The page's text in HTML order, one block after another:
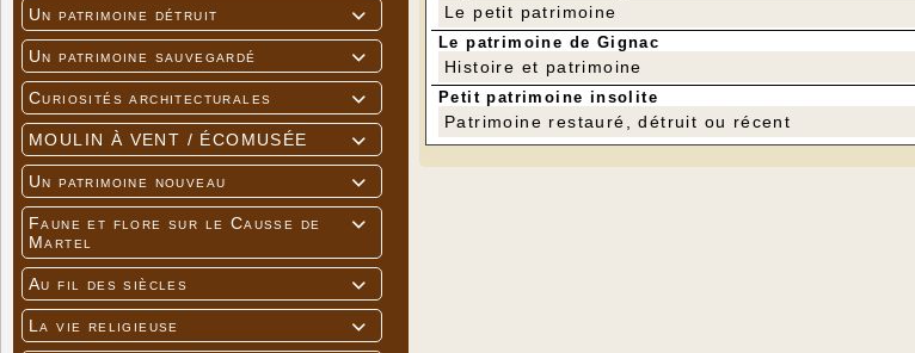

Un patrimoine détruit

Un patrimoine sauvegardé

Curiosités architecturales

MOULIN À VENT / ÉCOMUSÉE

Un patrimoine nouveau

Faune et flore sur le Causse de
Martel

Au fil des siècles

La vie religieuse
Le petit patrimoine
Le patrimoine de Gignac
Histoire et patrimoine
Petit patrimoine insolite
Patrimoine restauré, détruit ou récent